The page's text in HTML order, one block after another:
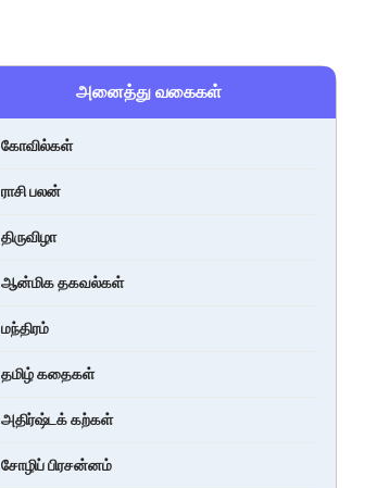
அனைத்து வகைகள்
கோவில்கள்
ராசி பலன்
திருவிழா
ஆன்மிக தகவல்கள்
மந்திரம்
தமிழ் கதைகள்
அதிர்ஷ்டக் கற்கள்
சோழிப் பிரசன்னம்